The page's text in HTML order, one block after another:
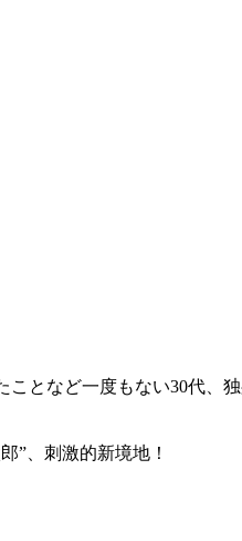
となど一度もない30代
”、刺激的新境地！